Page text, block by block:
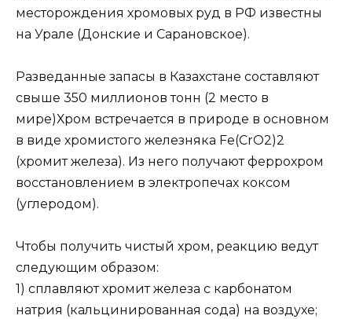
месторождения хромовых руд в РФ известны
на Урале (Донские и Сарановское).
Разведанные запасы в Казахстане составляют
свыше 350 миллионов тонн (2 место в
мире)Хром встречается в природе в основном
в виде хромистого железняка Fe(CrO2)2
(хромит железа). Из него получают феррохром
восстановлением в электропечах коксом
(углеродом).
Чтобы получить чистый хром, реакцию ведут
следующим образом:
1) сплавляют хромит железа с карбонатом
натрия (кальцинированная сода) на воздухе;